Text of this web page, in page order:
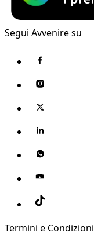
Segui Avvenire su
Termini e Condizioni